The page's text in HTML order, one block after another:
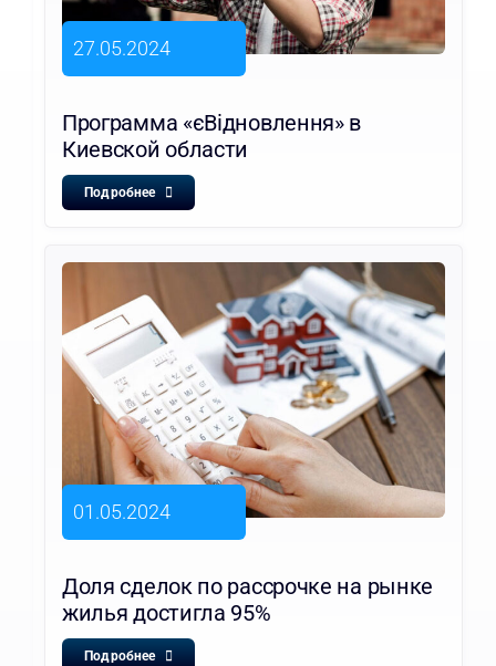
27.05.2024
Программа «єВідновлення» в
Киевской области
Подробнее
01.05.2024
Доля сделок по рассрочке на рынке
жилья достигла 95%
Подробнее